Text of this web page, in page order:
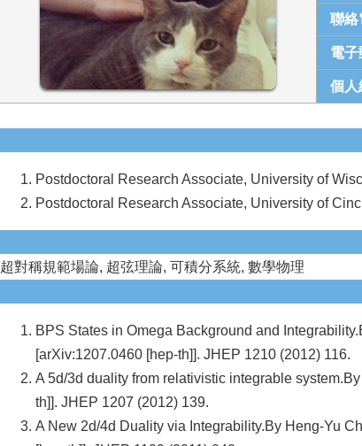
聯絡
電子
個人
Postdoctoral Research Associate, University of
Postdoctoral Research Associate, University of
超對稱規範場論, 超弦理論, 可積分系統, 數學物理
BPS States in Omega Background and
[arXiv:1207.0460 [hep-th]]. JHEP 1210 (2012) 116.
A 5d/3d duality from relativistic integrable
th]]. JHEP 1207 (2012) 139.
A New 2d/4d Duality via Integrability.By Heng-Yu